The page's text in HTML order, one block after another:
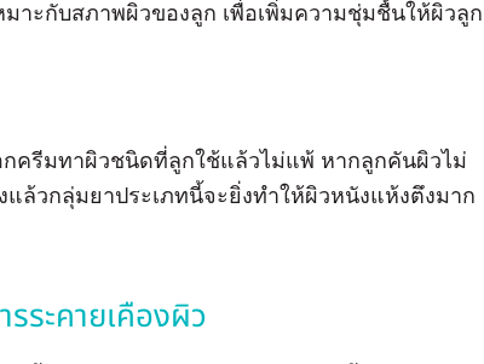
ะกับสภาพผิวของลูก เพื่อเพิ่มความชุ่มชื้นให้ผิวลูก
กครีมทาผิวชนิดที่ลูกใช้แล้วไม่แพ้ หากลูกคันผิวไม่
แล้วกลุ่มยาประเภทนี้จะยิ่งทำให้ผิวหนังแห้งตึงมาก
ระคายเคืองผิว